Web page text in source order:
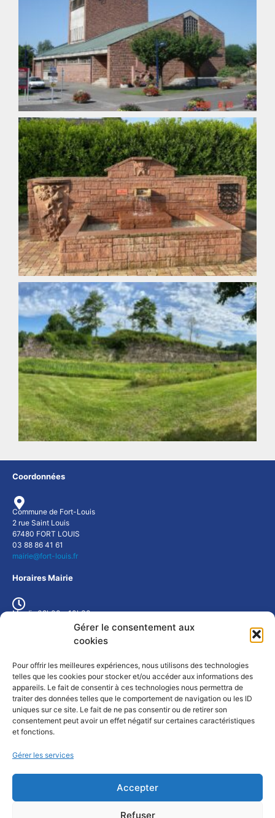
Gérer le consentement aux
cookies
Pour offrir les meilleures expériences, nous utilisons des technologies
telles que les cookies pour stocker et/ou accéder aux informations des
appareils. Le fait de consentir à ces technologies nous permettra de
traiter des données telles que le comportement de navigation ou les ID
uniques sur ce site. Le fait de ne pas consentir ou de retirer son
consentement peut avoir un effet négatif sur certaines caractéristiques
et fonctions.
Gérer les services
Accepter
Refuser
Coordonnées
Commune de Fort-Louis
2 rue Saint Louis
67480 FORT LOUIS
03 88 86 41 61
mairie@fort-louis.fr
Horaires Mairie
Mardi : 09h00 - 10h30
Mercredi : 9h00 - 10h30
ou sur rendez-vous
Météo Fort-Louis